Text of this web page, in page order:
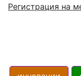
Регистрация на